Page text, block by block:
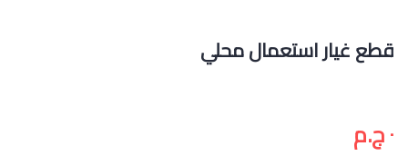
قطع غيار استعمال محلي
٠ ج.م